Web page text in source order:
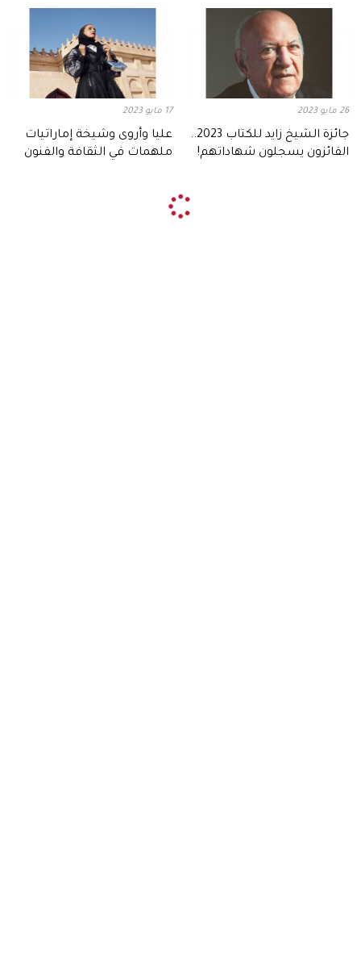
26 مايو 2023
جائزة الشيخ زايد للكتاب 2023..
الفائزون يسجلون شهاداتهم!
17 مايو 2023
عليا وأروى وشيخة إماراتيات
ملهمات في الثقافة والفنون